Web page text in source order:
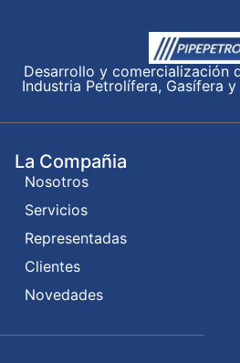
Desarrollo y comercialización
Industria Petrolífera, Gasífera y
La Compañia
Nosotros
Servicios
Representadas
Clientes
Novedades